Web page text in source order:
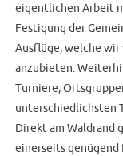
eigentlichen Arbeit
Festigung der
Ausflüge, welche
anzubieten.
Turniere,
unterschiedlichsten
Direkt am Waldrand
einerseits genügend